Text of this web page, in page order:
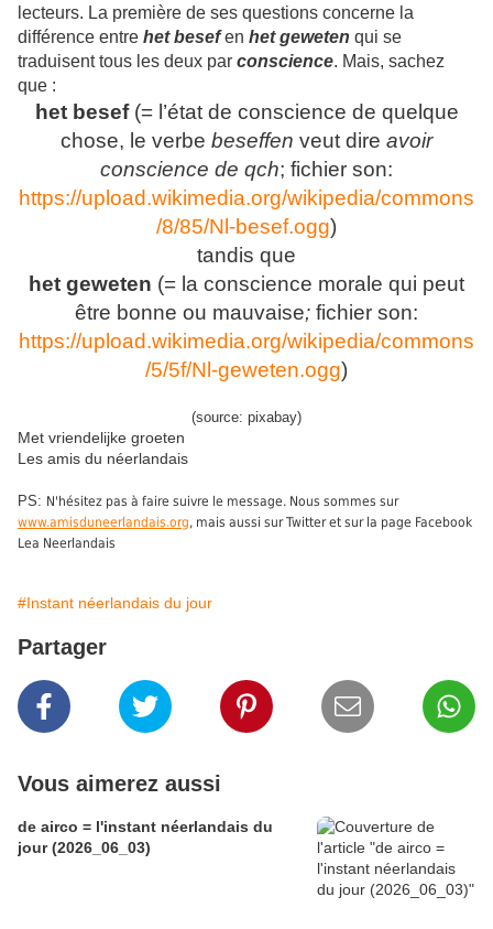
lecteurs. La première de ses questions concerne la
différence entre het besefen het geweten qui se
traduisent tous les deux par conscience. Mais, sachez
que :
het besef (= l’état de conscience de quelque
chose, le verbe beseffen veut dire avoir
conscience de qch; fichier son:
https://upload.wikimedia.org/wikipedia/commons
/8/85/Nl-besef.ogg)
tandis que
het geweten (= la conscience morale qui peut
être bonne ou mauvaise; fichier son:
https://upload.wikimedia.org/wikipedia/commons
/5/5f/Nl-geweten.ogg)
(source: pixabay)
Met vriendelijke groeten
Les amis du néerlandais
PS: N'hésitez pas à faire suivre le message. Nous sommes sur
www.amisduneerlandais.org, mais aussi sur Twitter et sur la page Facebook
Lea Neerlandais
#Instant néerlandais du jour
Partager
Vous aimerez aussi
de airco = l'instant néerlandais du
jour (2026_06_03)